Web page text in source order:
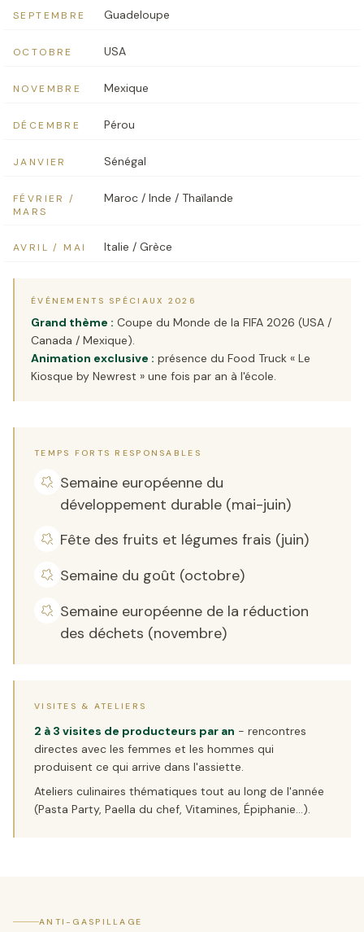
SEPTEMBRE Guadeloupe
OCTOBRE USA
NOVEMBRE Mexique
DÉCEMBRE Pérou
JANVIER Sénégal
FÉVRIER /
MARS
Maroc / Inde / Thaïlande
AVRIL / MAI Italie / Grèce
ÉVÉNEMENTS SPÉCIAUX 2026
Grand thème : Coupe du Monde de la FIFA 2026 (USA /
Canada / Mexique).
Animation exclusive : présence du Food Truck « Le
Kiosque by Newrest » une fois par an à l'école.
TEMPS FORTS RESPONSABLES
Semaine européenne du
développement durable (mai-juin)
Fête des fruits et légumes frais (juin)
Semaine du goût (octobre)
Semaine européenne de la réduction
des déchets (novembre)
VISITES & ATELIERS
2 à 3 visites de producteurs par an - rencontres
directes avec les femmes et les hommes qui
produisent ce qui arrive dans l'assiette.
Ateliers culinaires thématiques tout au long de l'année
(Pasta Party, Paella du chef, Vitamines, Épiphanie...).
ANTI-GASPILLAGE